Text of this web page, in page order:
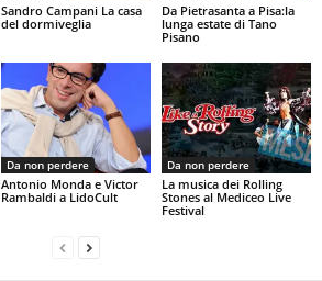
Sandro Campani La casa
del dormiveglia
Da Pietrasanta a Pisa:la
lunga estate di Tano
Pisano
Da non perdere
Antonio Monda e Victor
Rambaldi a LidoCult
Da non perdere
La musica dei Rolling
Stones al Mediceo Live
Festival